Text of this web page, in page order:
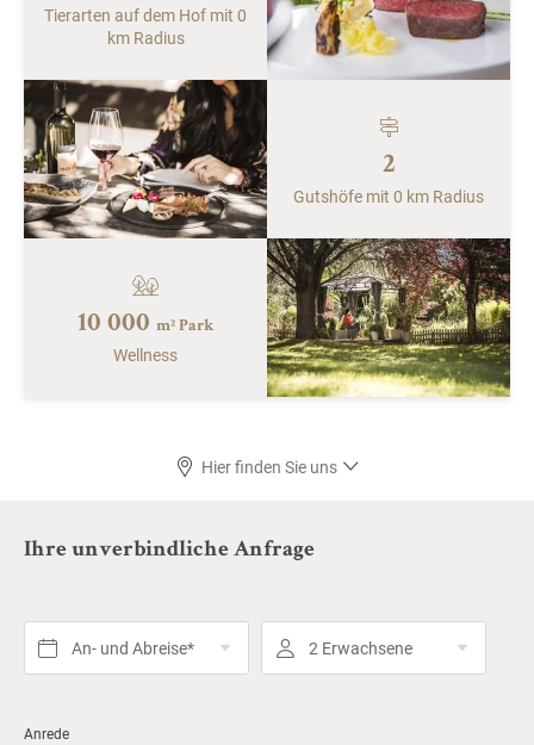
Tierarten auf dem Hof mit 0
km Radius
2
Gutshöfe mit 0 km Radius
10 000 m² Park
Wellness
Hier finden Sie uns
Ihre unverbindliche Anfrage
An- und Abreise* 2 Erwachsene
Anrede